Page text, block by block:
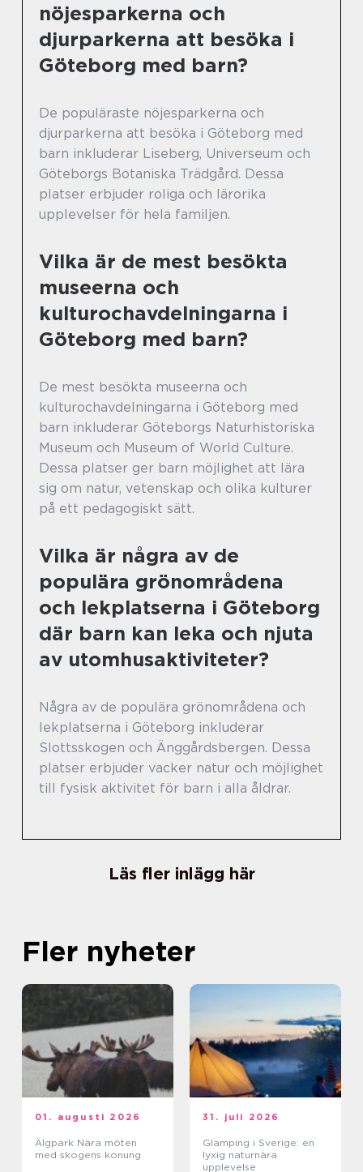
nöjesparkerna och
djurparkerna att besöka i
Göteborg med barn?
De populäraste nöjesparkerna och
djurparkerna att besöka i Göteborg med
barn inkluderar Liseberg, Universeum och
Göteborgs Botaniska Trädgård. Dessa
platser erbjuder roliga och lärorika
upplevelser för hela familjen.
Vilka är de mest besökta
museerna och
kulturochavdelningarna i
Göteborg med barn?
De mest besökta museerna och
kulturochavdelningarna i Göteborg med
barn inkluderar Göteborgs Naturhistoriska
Museum och Museum of World Culture.
Dessa platser ger barn möjlighet att lära
sig om natur, vetenskap och olika kulturer
på ett pedagogiskt sätt.
Vilka är några av de
populära grönområdena
och lekplatserna i Göteborg
där barn kan leka och njuta
av utomhusaktiviteter?
Några av de populära grönområdena och
lekplatserna i Göteborg inkluderar
Slottsskogen och Änggårdsbergen. Dessa
platser erbjuder vacker natur och möjlighet
till fysisk aktivitet för barn i alla åldrar.
Läs fler inlägg här
Fler nyheter
01. augusti 2026
Älgpark Nära möten
med skogens konung
31. juli 2026
Glamping i Sverige: en
lyxig naturnära
upplevelse